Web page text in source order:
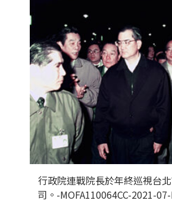
行政院連戰院長於年終巡視台
司。-MOFA110064CC-2021-